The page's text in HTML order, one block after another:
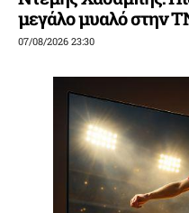
μεγάλο μυαλό στην
07/08/2026 23:30